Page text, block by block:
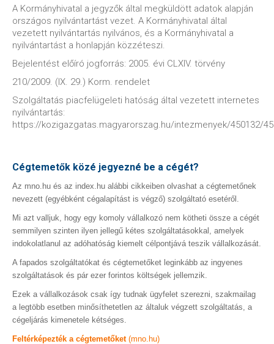
A Kormányhivatal a jegyzők által megküldött adatok alapján
országos nyilvántartást vezet. A Kormányhivatal által
vezetett nyilvántartás nyilvános, és a Kormányhivatal a
nyilvántartást a honlapján közzéteszi.
Bejelentést előíró jogforrás: 2005. évi CLXIV. törvény
210/2009. (IX. 29.) Korm. rendelet
Szolgáltatás piacfelügeleti hatóság által vezetett internetes
nyilvántartás:
https://kozigazgatas.magyarorszag.hu/intezmenyek/450132/
Cégtemetők közé jegyezné be a cégét?
Az mno.hu és az index.hu alábbi cikkeiben olvashat a cégtemetőnek
nevezett (egyébként cégalapítást is végző) szolgáltató esetéről.
Mi azt valljuk, hogy egy komoly vállalkozó nem kötheti össze a cégét
semmilyen szinten ilyen jellegű kétes szolgáltatásokkal, amelyek
indokolatlanul az adóhatóság kiemelt célpontjává teszik vállalkozását.
A fapados szolgáltatókat és cégtemetőket leginkább az ingyenes
szolgáltatások és pár ezer forintos költségek jellemzik.
Ezek a vállalkozások csak így tudnak ügyfelet szerezni, szakmailag
a legtöbb esetben minősíthetetlen az általuk végzett szolgáltatás, a
cégeljárás kimenetele kétséges.
Feltérképezték a cégtemetőket (mno.hu)